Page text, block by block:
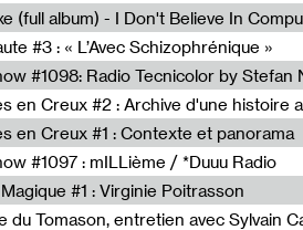
(full album) - I Don't Believe In
#3 : « L’Avec Schizophrénique »
en Creux #2 : Archive d'une histoire
en Creux #1 : Contexte et panorama
#1097 : mILLième / *Duuu Radio
#1 : Virginie Poitrasson
du Tomason, entretien avec Sylvain